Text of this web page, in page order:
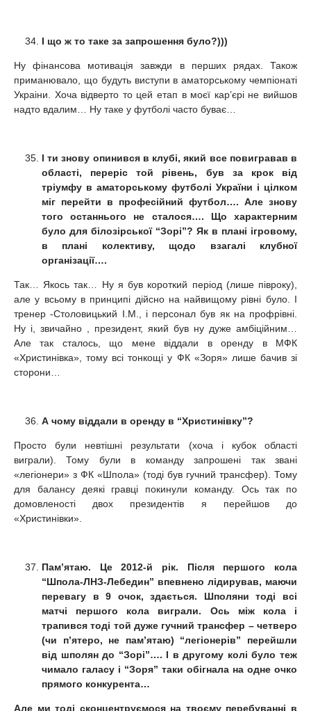
І що ж то таке за запрошення було?)))
Ну фінансова мотивація завжди в перших рядах. Також
приманювало, що будуть виступи в аматорському чемпіонаті
Украіни. Хоча відверто то цей етап в моєї кар’єрі не вийшов
надто вдалим… Ну таке у футболі часто буває…
І ти знову опинився в клубі, який все повигравав в
області, переріс той рівень, був за крок від
тріумфу в аматорському футболі України і цілком
міг перейти в професійний футбол…. Але знову
того останнього не сталося…. Що характерним
було для білозірської “Зорі”? Як в плані ігровому,
в плані колективу, щодо взагалі клубної
організації….
Так… Якось так… Ну я був короткий період (лише півроку),
але у всьому в принципі дійсно на найвищому рівні було. І
тренер -Столовицький І.М., і персонал був як на профрівні.
Ну і, звичайно , президент, який був ну дуже амбіційним…
Але так сталось, що мене віддали в оренду в МФК
«Христинівка», тому всі тонкощі у ФК «Зоря» лише бачив зі
сторони…
А чому віддали в оренду в “Христинівку”?
Просто були невтішні результати (хоча і кубок області
виграли). Тому були в команду запрошені так звані
«легіонери» з ФК «Шпола» (тоді був гучний трансфер). Тому
для балансу деякі гравці покинули команду. Ось так по
домовленості двох президентів я перейшов до
«Христинівки».
Пам’ятаю. Це 2012-й рік. Після першого кола
“Шпола-ЛНЗ-Лебедин” впевнено лідирував, маючи
перевагу в 9 очок, здається. Шполяни тоді всі
матчі першого кола виграли. Ось між кола і
трапився тоді той дуже гучний трансфер – четверо
(чи п’ятеро, не пам’ятаю) “легіонерів” перейшли
від шполян до “Зорі”…. І в другому колі було теж
чимало галасу і “Зоря” таки обігнала на одне очко
прямого конкурента…
Але ми тоді сконцентруємося на твоєму перебуванні в